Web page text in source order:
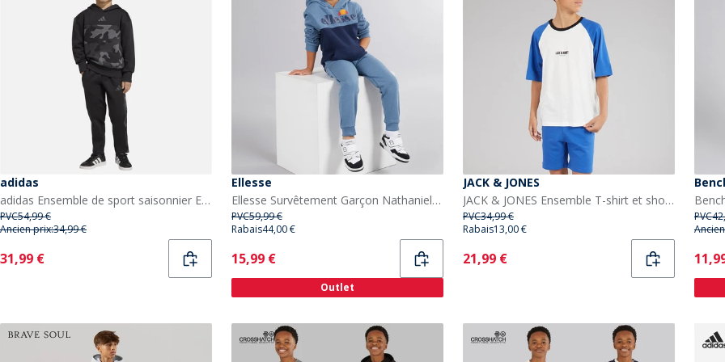
adidas
adidas Ensemble de sport saisonnier Enfant camouflage Noir/Carbon
PVC54,99 €
Ancien prix:34,99 €
Current
31,99 €
Ellesse
Ellesse Survêtement Garçon Nathaniel Logo Bleu
PVC59,99 €
Rabais44,00 €
Current
15,99 €
Outlet
JACK & JONES
JACK & JONES Ensemble T-shirt et short Oern Garçon Beaucoup Blue
PVC34,99 €
Rabais13,00 €
Current
21,99 €
PVC